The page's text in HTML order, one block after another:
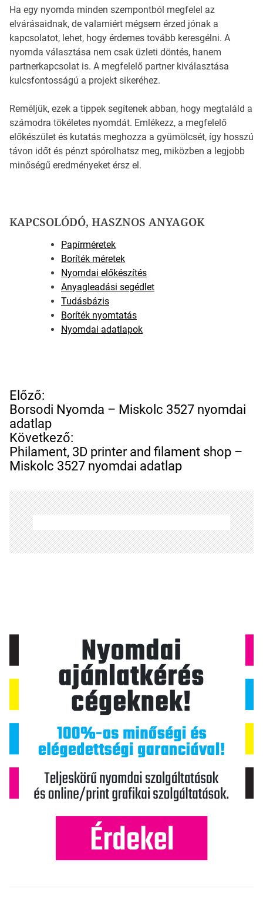
Ha egy nyomda minden szempontból megfelel az
elvárásaidnak, de valamiért mégsem érzed jónak a
kapcsolatot, lehet, hogy érdemes tovább keresgélni. A
nyomda választása nem csak üzleti döntés, hanem
partnerkapcsolat is. A megfelelő partner kiválasztása
kulcsfontosságú a projekt sikeréhez.
Reméljük, ezek a tippek segítenek abban, hogy megtaláld a
számodra tökéletes nyomdát. Emlékezz, a megfelelő
előkészület és kutatás meghozza a gyümölcsét, így hosszú
távon időt és pénzt spórolhatsz meg, miközben a legjobb
minőségű eredményeket érsz el.
KAPCSOLÓDÓ, HASZNOS ANYAGOK
Papírméretek
Boríték méretek
Nyomdai előkészítés
Anyagleadási segédlet
Tudásbázis
Boríték nyomtatás
Nyomdai adatlapok
B
e
j
e
g
y
z
é
s
n
a
v
ó
Előző:
Borsodi Nyomda – Miskolc 3527 nyomdai
adatlap
Következő:
Philament, 3D printer and filament shop –
Miskolc 3527 nyomdai adatlap